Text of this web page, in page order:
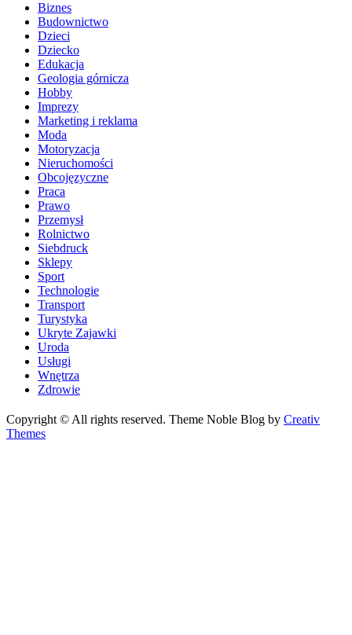
Biznes
Budownictwo
Dzieci
Dziecko
Edukacja
Geologia górnicza
Hobby
Imprezy
Marketing i reklama
Moda
Motoryzacja
Nieruchomości
Obcojęzyczne
Praca
Prawo
Przemysł
Rolnictwo
Siebdruck
Sklepy
Sport
Technologie
Transport
Turystyka
Ukryte Zajawki
Uroda
Usługi
Wnętrza
Zdrowie
Copyright © All rights reserved. Theme Noble Blog by Creativ
Themes